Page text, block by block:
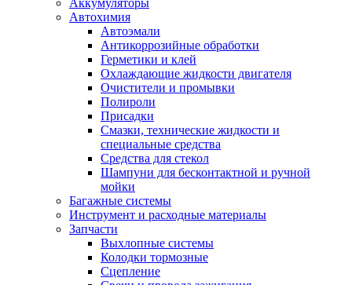
Автохимия
Автоэмали
Антикоррозийные обработки
Герметики и клей
Охлаждающие жидкости двигателя
Очистители и промывки
Полироли
Присадки
Смазки, технические жидкости и
специальные средства
Средства для стекол
Шампуни для бесконтактной и ручной
мойки
Багажные системы
Инструмент и расходные материалы
Запчасти
Выхлопные системы
Колодки тормозные
Сцепление